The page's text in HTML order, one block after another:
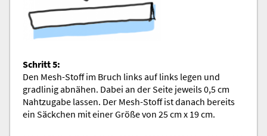
Schritt 5:
Den Mesh-Stoff im Bruch links auf links legen und
gradlinig abnähen. Dabei an der Seite jeweils 0,5 cm
Nahtzugabe lassen. Der Mesh-Stoff ist danach bereits
ein Säckchen mit einer Größe von 25 cm x 19 cm.